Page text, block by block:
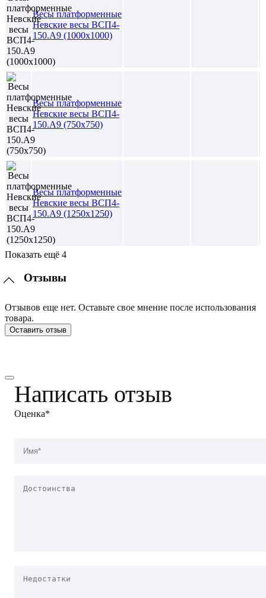
Весы платформенные
Невские весы ВСП4-
150.А9 (1000х1000)
Весы платформенные
Невские весы ВСП4-
150.А9 (750х750)
Весы платформенные
Невские весы ВСП4-
150.А9 (1250х1250)
Показать ещё 4
Отзывы
Отзывов еще нет. Оставьте свое мнение после использования
товара.
Оставить отзыв
Написать отзыв
Оценка*